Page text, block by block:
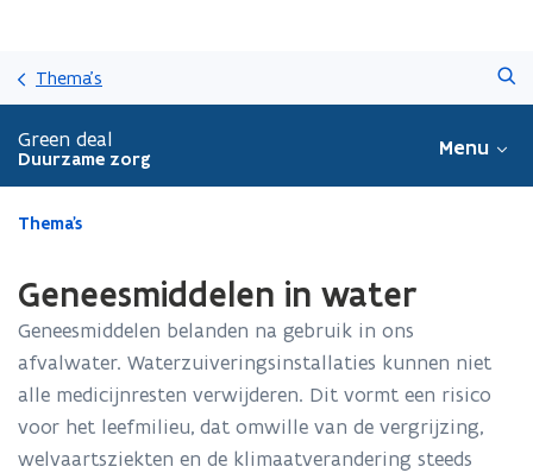
Thema's
Green deal
Duurzame zorg Menu
Gedaan
bevindt
op:
Geneesmiddelen
Thema's
Geneesmiddelen in water
Geneesmiddelen belanden na gebruik in ons
afvalwater. Waterzuiveringsinstallaties kunnen niet
alle medicijnresten verwijderen. Dit vormt een risico
voor het leefmilieu, dat omwille van de vergrijzing,
welvaartsziekten en de klimaatverandering steeds